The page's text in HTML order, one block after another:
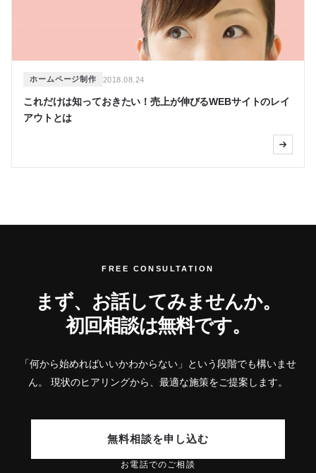
ホームページ制作 2018.08.24
これだけは知っておきたい！売上が伸びるWEBサイトのレイ
アウトとは
FREE CONSULTATION
まず、お話してみませんか。
初回相談は無料です。
「何から始めればいいかわからない」という段階でも構いませ
ん。
現状のヒアリングから、最適な施策をご提案します。
無料相談を申し込む
お電話でのご相談